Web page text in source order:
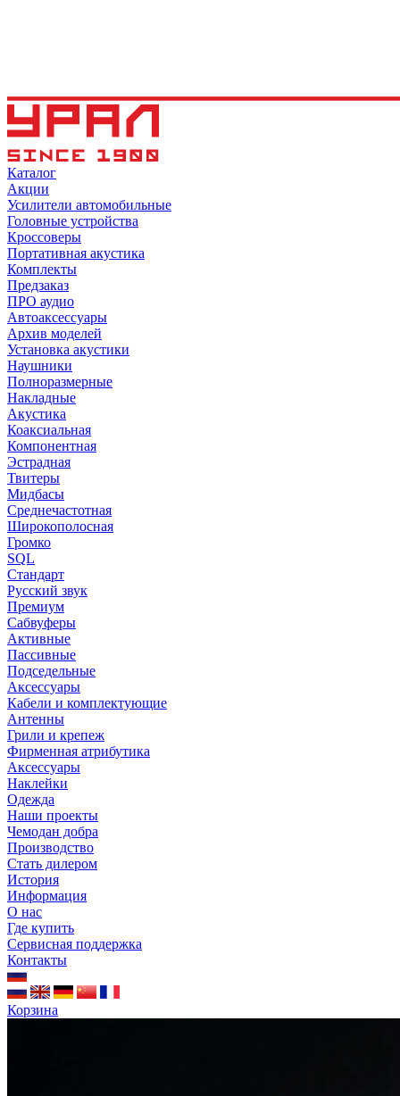
Каталог
Акции
Усилители автомобильные
Головные устройства
Кроссоверы
Портативная акустика
Комплекты
Предзаказ
ПРО аудио
Автоаксессуары
Архив моделей
Установка акустики
Наушники
Полноразмерные
Накладные
Акустика
Коаксиальная
Компонентная
Эстрадная
Твитеры
Мидбасы
Среднечастотная
Широкополосная
Громко
SQL
Стандарт
Русский звук
Премиум
Сабвуферы
Активные
Пассивные
Подседельные
Аксессуары
Кабели и комплектующие
Антенны
Грили и крепеж
Фирменная атрибутика
Аксессуары
Наклейки
Одежда
Наши проекты
Чемодан добра
Производство
Стать дилером
История
Информация
О нас
Где купить
Сервисная поддержка
Контакты
Корзина